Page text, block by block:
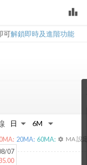
leaderboard
可解鎖即時及進階功能
力券商
07
MA: 20MA: 60MA: settings MA 設定